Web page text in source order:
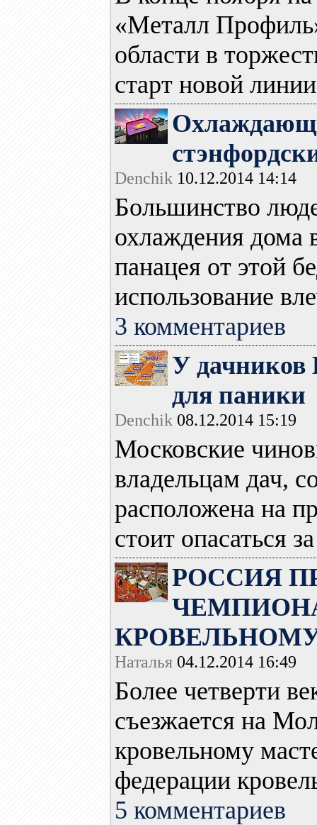
«Металл
области в
старт новой
Denchik 10.12.2014 14:14
Большинство
охлаждения дома
панацея от этой
использование
3 комментариев
У дачников
для паники
Denchik 08.12.2014 15:19
Московские
владельцам дач,
расположена на
стоит опасаться
РОССИЯ
Наталья04.12.2014 16:49
Более четверти
съезжается на
кровельному
федерации
5 комментариев